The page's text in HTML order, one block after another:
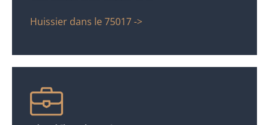
Huissier dans le 75017 ->